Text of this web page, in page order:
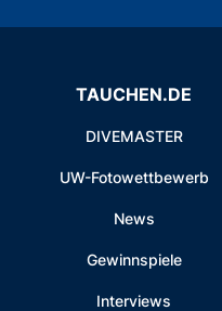
TAUCHEN.DE
DIVEMASTER
UW-Fotowettbewerb
News
Gewinnspiele
Interviews